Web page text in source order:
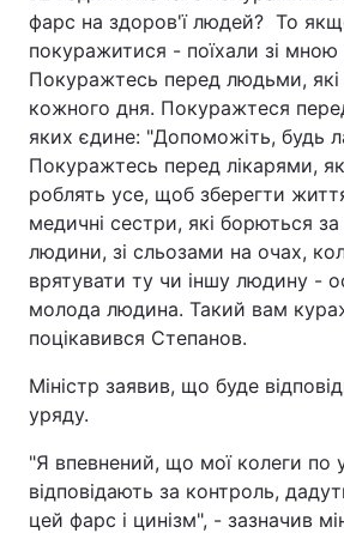
Тема оформлення
фарс на здоров'ї людей? То
покуражитися - поїхали зі мною
Покуражтесь перед людьми,
кожного дня. Покуражтеся
яких єдине: "Допоможіть, будь
Покуражтесь перед лікарями,
роблять усе, щоб зберегти
медичні сестри, які борються
людини, зі сльозами на очах,
врятувати ту чи іншу людину -
молода людина. Такий вам
поцікавився Степанов.
Міністр заявив, що буде
уряду.
"Я впевнений, що мої колеги по
відповідають за контроль,
цей фарс і цинізм", - зазначив